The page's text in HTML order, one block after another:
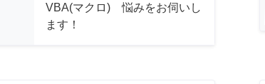
VBA(マクロ) 悩みをお伺いし
ます！